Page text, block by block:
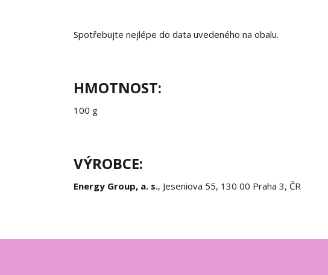
Spotřebujte nejlépe do data uvedeného na obalu.
HMOTNOST:
100 g
VÝROBCE:
Energy Group, a. s., Jeseniova 55, 130 00 Praha 3, ČR